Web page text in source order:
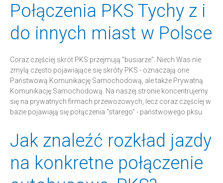
Połączenia PKS Tychy z i
do innych miast w Polsce
Coraz częściej skrót PKS przejmują "busiarze". Niech Was nie
zmylą często pojawiające się skróty PKS - oznaczają one
Państwową Komunikację Samochodową, ale także Prywatną
Komunikację Samochodową. Na naszej stronie koncentrujemy
się na prywatnych firmach przewozowych, lecz coraz częściej w
bazie pojawiają się połączenia "starego" - państwowego pksu.
Jak znaleźć rozkład jazdy
na konkretne połączenie